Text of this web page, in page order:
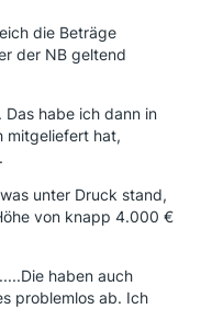
die Beträge
der NB geltend
habe ich dann in
mitgeliefert hat,
unter Druck stand,
von knapp 4.000 €
haben auch
problemlos ab. Ich